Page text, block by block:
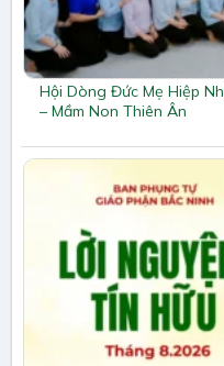
Hội Dòng Đức Mẹ Hiệp
– Mầm Non Thiên Ân